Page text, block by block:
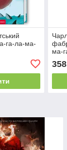
га-ла-ма-
ма-
358